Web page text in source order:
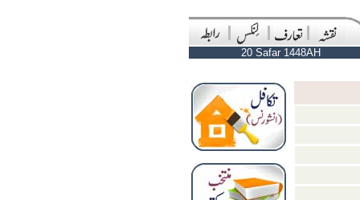
20 Safar 1448AH